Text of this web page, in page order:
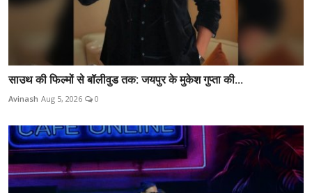
साउथ की फिल्मों से बॉलीवुड तक: जयपुर के मुकेश गुप्ता की...
Avinash Aug 5, 2026 0